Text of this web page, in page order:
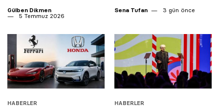
Gülben Dikmen
5 Temmuz 2026
Sena Tufan 3 gün önce
HABERLER HABERLER